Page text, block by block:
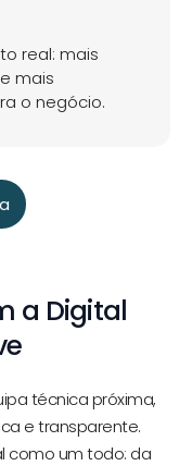
real: mais
mais
o negócio.
a Digital
técnica próxima,
e transparente.
como um todo: da